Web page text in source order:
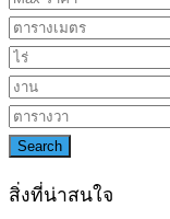
Search
สิ่งที่น่าสนใจ